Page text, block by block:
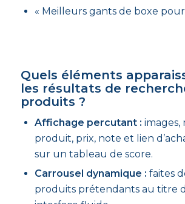
« Meilleurs gants de boxe
Quels éléments
les résultats de
produits ?
Affichage percutant : images,
produit, prix, note et lien
sur un tableau de score.
Carrousel dynamique : faites
produits prétendants au titre